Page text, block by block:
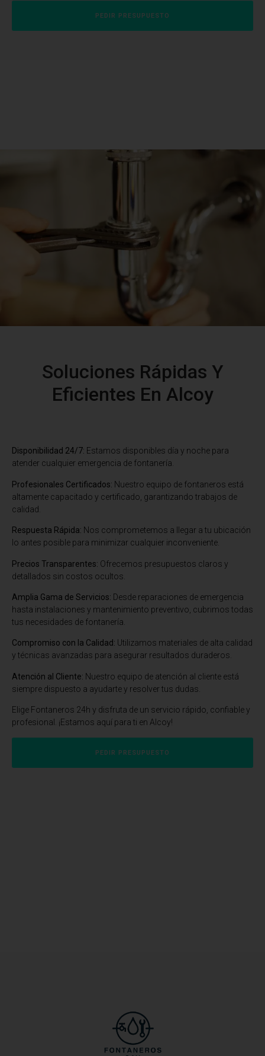
PEDIR PRESUPUESTO
Soluciones Rápidas Y
Eficientes En Alcoy
Disponibilidad 24/7: Estamos disponibles día y noche para
atender cualquier emergencia de fontanería.
Profesionales Certificados: Nuestro equipo de fontaneros está
altamente capacitado y certificado, garantizando trabajos de
calidad.
Respuesta Rápida: Nos comprometemos a llegar a tu ubicación
lo antes posible para minimizar cualquier inconveniente.
Precios Transparentes: Ofrecemos presupuestos claros y
detallados sin costos ocultos.
Amplia Gama de Servicios: Desde reparaciones de emergencia
hasta instalaciones y mantenimiento preventivo, cubrimos todas
tus necesidades de fontanería.
Compromiso con la Calidad: Utilizamos materiales de alta calidad
y técnicas avanzadas para asegurar resultados duraderos.
Atención al Cliente: Nuestro equipo de atención al cliente está
siempre dispuesto a ayudarte y resolver tus dudas.
Elige Fontaneros 24h y disfruta de un servicio rápido, confiable y
profesional. ¡Estamos aquí para ti en Alcoy!
PEDIR PRESUPUESTO